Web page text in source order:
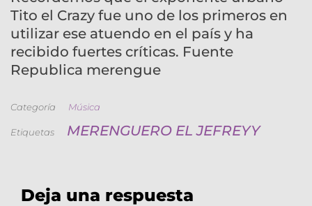
Tito el Crazy fue uno de los primeros en
utilizar ese atuendo en el país y ha
recibido fuertes críticas. Fuente
Republica merengue
Categoría Música
Etiquetas MERENGUERO EL JEFREYY
Deja una respuesta